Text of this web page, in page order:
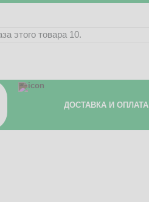
этого товара 10.
ДОСТАВКА И ОПЛАТА